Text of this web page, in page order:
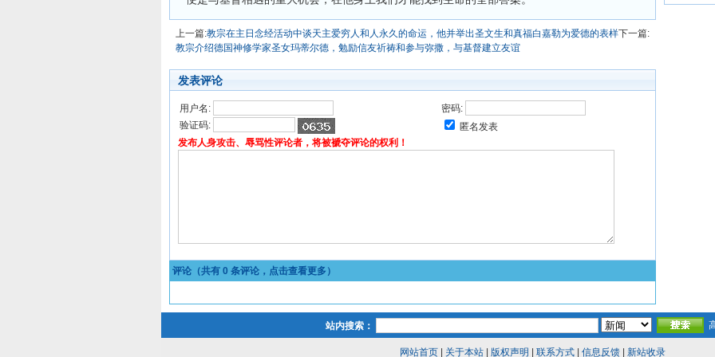
上一篇:教宗在主日念经活动中谈天主爱穷人和人永久的命运，他并举出圣文生和真福白嘉勒为爱德的表样下一篇:
教宗介绍德国神修学家圣女玛蒂尔德，勉励信友祈祷和参与弥撒，与基督建立友谊
发表评论
用户名:
密码:
验证码:
匿名发表
发布人身攻击、辱骂性评论者，将被褫夺评论的权利！
评论（共有 0 条评论，点击查看更多）
站内搜索：
网站首页| 关于本站| 版权声明 联系方式| 信息反馈| 新站收录